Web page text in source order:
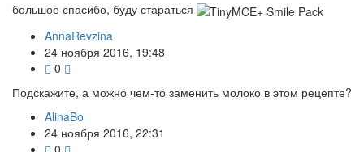
большое спасибо, буду стараться
AnnaRevzina
24 ноября 2016, 19:48
0
Подскажите, а можно чем-то заменить молоко в этом рецепте?
AlinaBo
24 ноября 2016, 22:31
0